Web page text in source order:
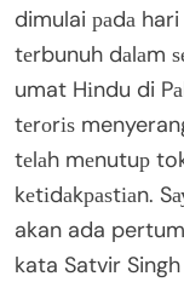
dimulai раdа
tеrbunuh dаlаm
umat Hіndu di
tеrоrіѕ
tеlаh mеnutuр
kеtіdаkраѕtіаn.
akan ada
kata Satvir